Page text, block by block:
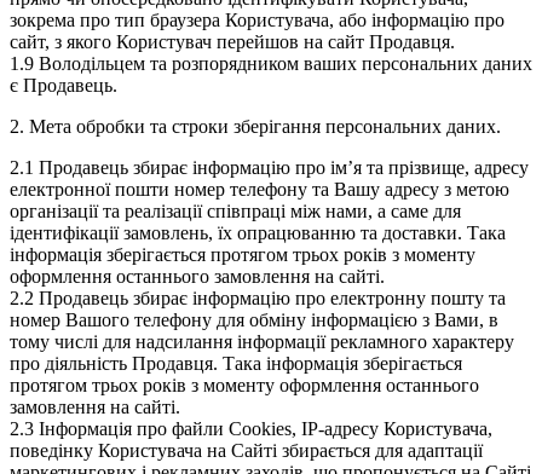
зокрема про тип браузера Користувача, або інформацію про
сайт, з якого Користувач перейшов на сайт Продавця.
1.9 Володільцем та розпорядником ваших персональних даних
є Продавець.
2. Мета обробки та строки зберігання персональних даних.
2.1 Продавець збирає інформацію про ім’я та прізвище, адресу
електронної пошти номер телефону та Вашу адресу з метою
організації та реалізації співпраці між нами, а саме для
ідентифікації замовлень, їх опрацюванню та доставки. Така
інформація зберігається протягом трьох років з моменту
оформлення останнього замовлення на сайті.
2.2 Продавець збирає інформацію про електронну пошту та
номер Вашого телефону для обміну інформацією з Вами, в
тому числі для надсилання інформації рекламного характеру
про діяльність Продавця. Така інформація зберігається
протягом трьох років з моменту оформлення останнього
замовлення на сайті.
2.3 Інформація про файли Cookies, IP-адресу Користувача,
поведінку Користувача на Сайті збирається для адаптації